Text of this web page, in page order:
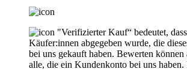
"Verifizierter Kauf“ bedeutet,
Käufer:innen abgegeben wurde, die
bei uns gekauft haben. Bewerten können
alle, die ein Kundenkonto bei uns haben.